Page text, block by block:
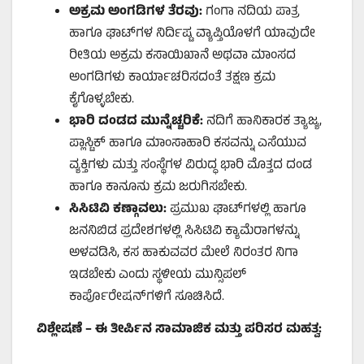
ಅಕ್ರಮ ಅಂಗಡಿಗಳ ತೆರವು:ಗಂಗಾ ನದಿಯ ಪಾತ್ರ
ಹಾಗೂ ಘಾಟ್‌ಗಳ ನಿರ್ದಿಷ್ಟ ವ್ಯಾಪ್ತಿಯೊಳಗೆ ಯಾವುದೇ
ರೀತಿಯ ಅಕ್ರಮ ಕಸಾಯಿಖಾನೆ ಅಥವಾ ಮಾಂಸದ
ಅಂಗಡಿಗಳು ಕಾರ್ಯಾಚರಿಸದಂತೆ ತಕ್ಷಣ ಕ್ರಮ
ಕೈಗೊಳ್ಳಬೇಕು.
ಭಾರಿ ದಂಡದ ಮುನ್ನೆಚ್ಚರಿಕೆ:ನದಿಗೆ ಹಾನಿಕಾರಕ ತ್ಯಾಜ್ಯ,
ಪ್ಲಾಸ್ಟಿಕ್ ಹಾಗೂ ಮಾಂಸಾಹಾರಿ ಕಸವನ್ನು ಎಸೆಯುವ
ವ್ಯಕ್ತಿಗಳು ಮತ್ತು ಸಂಸ್ಥೆಗಳ ವಿರುದ್ಧ ಭಾರಿ ಮೊತ್ತದ ದಂಡ
ಹಾಗೂ ಕಾನೂನು ಕ್ರಮ ಜರುಗಿಸಬೇಕು.
ಸಿಸಿಟಿವಿ ಕಣ್ಗಾವಲು:ಪ್ರಮುಖ ಘಾಟ್‌ಗಳಲ್ಲಿ ಹಾಗೂ
ಜನನಿಬಿಡ ಪ್ರದೇಶಗಳಲ್ಲಿ ಸಿಸಿಟಿವಿ ಕ್ಯಾಮೆರಾಗಳನ್ನು
ಅಳವಡಿಸಿ, ಕಸ ಹಾಕುವವರ ಮೇಲೆ ನಿರಂತರ ನಿಗಾ
ಇಡಬೇಕು ಎಂದು ಸ್ಥಳೀಯ ಮುನ್ಸಿಪಲ್
ಕಾರ್ಪೊರೇಷನ್‌ಗಳಿಗೆ ಸೂಚಿಸಿದೆ.
ವಿಶ್ಲೇಷಣೆ – ಈ ತೀರ್ಪಿನ ಸಾಮಾಜಿಕ ಮತ್ತು ಪರಿಸರ ಮಹತ್ವ: